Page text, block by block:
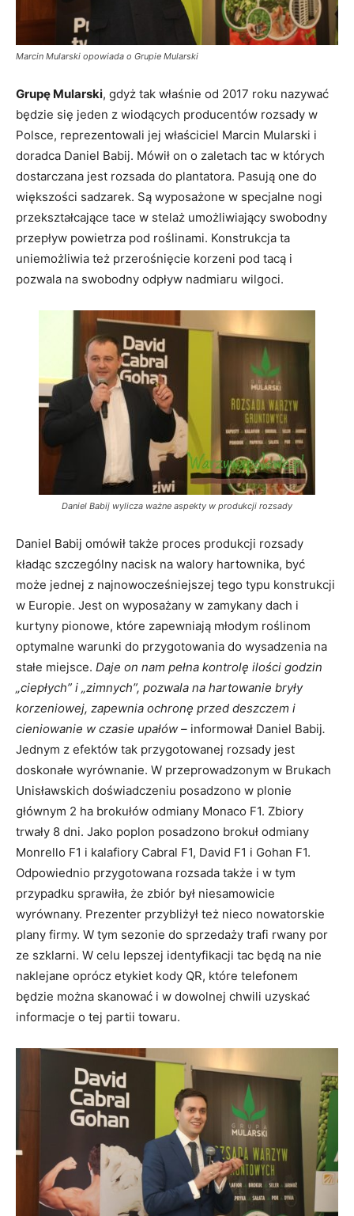
Marcin Mularski opowiada o Grupie Mularski
Grupę Mularski, gdyż tak właśnie od 2017 roku nazywać
będzie się jeden z wiodących producentów rozsady w
Polsce, reprezentowali jej właściciel Marcin Mularski i
doradca Daniel Babij. Mówił on o zaletach tac w których
dostarczana jest rozsada do plantatora. Pasują one do
większości sadzarek. Są wyposażone w specjalne nogi
przekształcające tace w stelaż umożliwiający swobodny
przepływ powietrza pod roślinami. Konstrukcja ta
uniemożliwia też przerośnięcie korzeni pod tacą i
pozwala na swobodny odpływ nadmiaru wilgoci.
Daniel Babij wylicza ważne aspekty w produkcji rozsady
Daniel Babij omówił także proces produkcji rozsady
kładąc szczególny nacisk na walory hartownika, być
może jednej z najnowocześniejszej tego typu konstrukcji
w Europie. Jest on wyposażany w zamykany dach i
kurtyny pionowe, które zapewniają młodym roślinom
optymalne warunki do przygotowania do wysadzenia na
stałe miejsce. Daje on nam pełna kontrolę ilości godzin
„ciepłych” i „zimnych”, pozwala na hartowanie bryły
korzeniowej, zapewnia ochronę przed deszczem i
cieniowanie w czasie upałów – informował Daniel Babij.
Jednym z efektów tak przygotowanej rozsady jest
doskonałe wyrównanie. W przeprowadzonym w Brukach
Unisławskich doświadczeniu posadzono w plonie
głównym 2 ha brokułów odmiany Monaco F1. Zbiory
trwały 8 dni. Jako poplon posadzono brokuł odmiany
Monrello F1 i kalafiory Cabral F1, David F1 i Gohan F1.
Odpowiednio przygotowana rozsada także i w tym
przypadku sprawiła, że zbiór był niesamowicie
wyrównany. Prezenter przybliżył też nieco nowatorskie
plany firmy. W tym sezonie do sprzedaży trafi rwany por
ze szklarni. W celu lepszej identyfikacji tac będą na nie
naklejane oprócz etykiet kody QR, które telefonem
będzie można skanować i w dowolnej chwili uzyskać
informacje o tej partii towaru.